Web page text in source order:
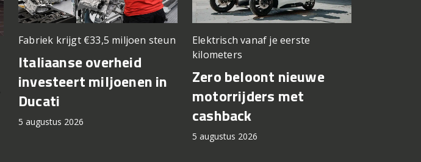
Fabriek krijgt €33,5 miljoen steun
Italiaanse overheid
investeert miljoenen in
Ducati
5 augustus 2026
Elektrisch vanaf je eerste
kilometers
Zero beloont nieuwe
motorrijders met
cashback
5 augustus 2026